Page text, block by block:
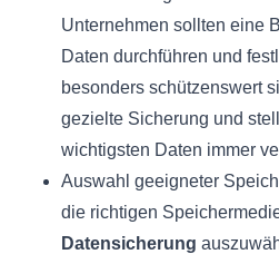
Unternehmen sollten eine
Daten durchführen und
besonders schützenswert
gezielte Sicherung und
wichtigsten Daten immer
Auswahl geeigneter
die richtigen
Datensicherung